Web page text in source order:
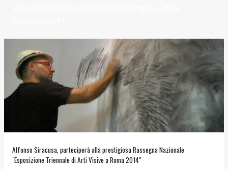
t
Alfonso Siracusa, parteciperà alla prestigiosa Rassegna Nazionale
"Esposizione Triennale di Arti Visive a Roma 2014"